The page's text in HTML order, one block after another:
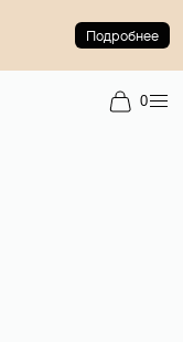
Подробнее
0